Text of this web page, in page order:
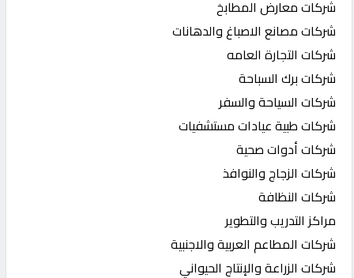
شركات معارض المطابخ
شركات مصانع الاصباغ والدهانات
شركات التجارة العامه
شركات برك السباحة
شركات السياحة والسفر
شركات طبية عيادات مستشفيات
شركات أدوات صحية
شركات الزجاج والنوافذ
شركات النظافة
مراكز التدريب والتطوير
شركات المطاعم العربية والاجنبية
شركات الزراعة والإنتاج الحيواني